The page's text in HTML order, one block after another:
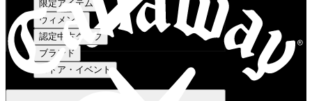
限定アイテム
ウィメンズ
認定中古クラブ
ブランド
ストア・イベント